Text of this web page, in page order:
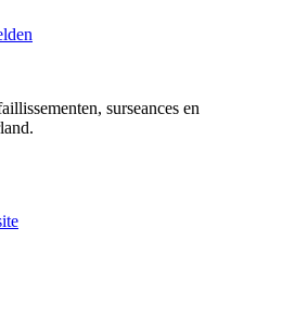
surseances en